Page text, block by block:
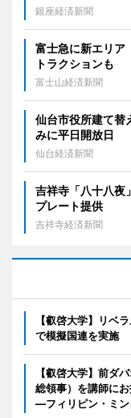
銀座経済新聞
富士急に新エリ
トラクションも
富士山経済新聞
仙台市役所建て
みに平日開放日
仙台経済新聞
吉祥寺「八十八夜
プレート提供
吉祥寺経済新聞
【叡啓大学】リベ
で模擬国連を実施
【叡啓大学】前ダ
総領事）を講師に
―フィリピン・ミン